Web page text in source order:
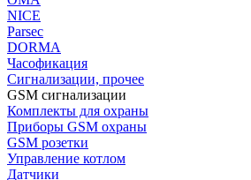
NICE
Parsec
DORMA
Часофикация
Сигнализации, прочее
GSM сигнализации
Комплекты для охраны
Приборы GSM охраны
GSM розетки
Управление котлом
Датчики